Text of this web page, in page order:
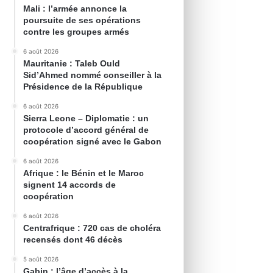
Mali : l’armée annonce la
poursuite de ses opérations
contre les groupes armés
6 août 2026
Mauritanie : Taleb Ould
Sid’Ahmed nommé conseiller à la
Présidence de la République
6 août 2026
Sierra Leone – Diplomatie : un
protocole d’accord général de
coopération signé avec le Gabon
6 août 2026
Afrique : le Bénin et le Maroc
signent 14 accords de
coopération
6 août 2026
Centrafrique : 720 cas de choléra
recensés dont 46 décès
5 août 2026